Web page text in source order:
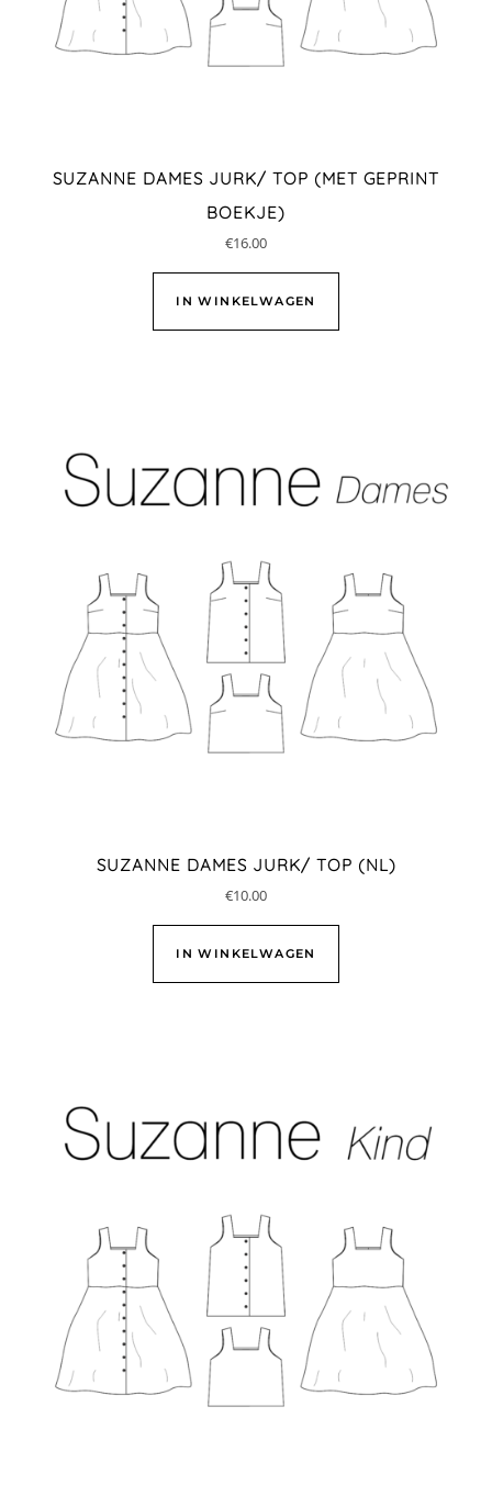
SUZANNE DAMES JURK/ TOP (MET GEPRINT
BOEKJE)
€16.00
IN WINKELWAGEN
SUZANNE DAMES JURK/ TOP (NL)
€10.00
IN WINKELWAGEN